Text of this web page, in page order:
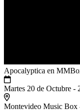
Apocalyptica en
Martes 20 de Octubre -
Montevideo Music Box